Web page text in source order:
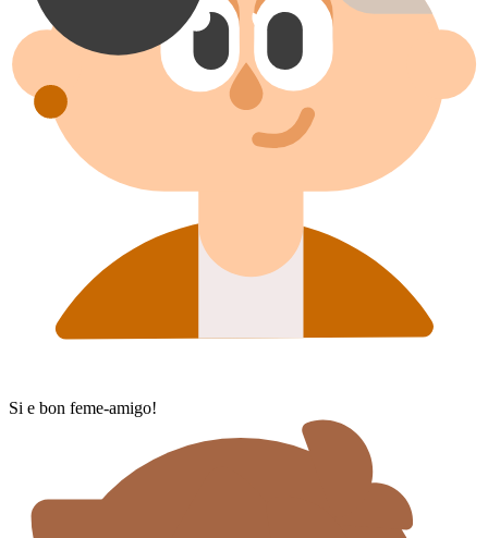
Si e bon feme-amigo!